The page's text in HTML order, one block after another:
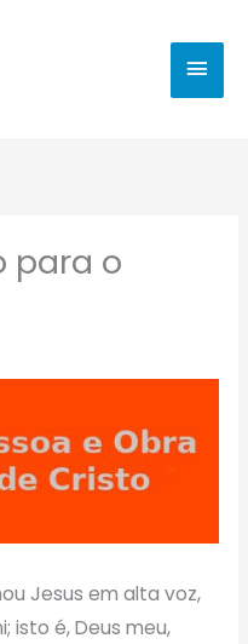
para o
Jesus em alta voz,
isto é, Deus meu,